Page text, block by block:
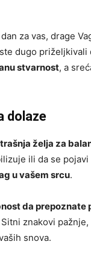
za vas, drage
dugo priželjkivali
stvarnost, a
dolaze
želja za
ili da se pojavi
u vašem srcu.
da prepoznate
znakovi
snova.